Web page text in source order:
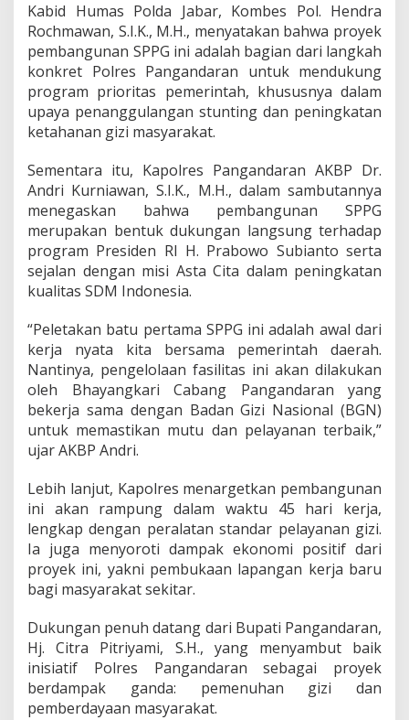
m
d
a
u
n
t
u
k
e
t
a
h
a
a
n
G
z
i
a
s
i
o
Kabid Humas Polda Jabar, Kombes Pol. Hendra
Rochmawan, S.I.K., M.H., menyatakan bahwa proyek
pembangunan SPPG ini adalah bagian dari langkah
konkret Polres Pangandaran untuk mendukung
program prioritas pemerintah, khususnya dalam
upaya penanggulangan stunting dan peningkatan
ketahanan gizi masyarakat.
Sementara itu, Kapolres Pangandaran AKBP Dr.
Andri Kurniawan, S.I.K., M.H., dalam sambutannya
menegaskan bahwa pembangunan SPPG
merupakan bentuk dukungan langsung terhadap
program Presiden RI H. Prabowo Subianto serta
sejalan dengan misi Asta Cita dalam peningkatan
kualitas SDM Indonesia.
“Peletakan batu pertama SPPG ini adalah awal dari
kerja nyata kita bersama pemerintah daerah.
Nantinya, pengelolaan fasilitas ini akan dilakukan
oleh Bhayangkari Cabang Pangandaran yang
bekerja sama dengan Badan Gizi Nasional (BGN)
untuk memastikan mutu dan pelayanan terbaik,”
ujar AKBP Andri.
Lebih lanjut, Kapolres menargetkan pembangunan
ini akan rampung dalam waktu 45 hari kerja,
lengkap dengan peralatan standar pelayanan gizi.
Ia juga menyoroti dampak ekonomi positif dari
proyek ini, yakni pembukaan lapangan kerja baru
bagi masyarakat sekitar.
Dukungan penuh datang dari Bupati Pangandaran,
Hj. Citra Pitriyami, S.H., yang menyambut baik
inisiatif Polres Pangandaran sebagai proyek
berdampak ganda: pemenuhan gizi dan
pemberdayaan masyarakat.